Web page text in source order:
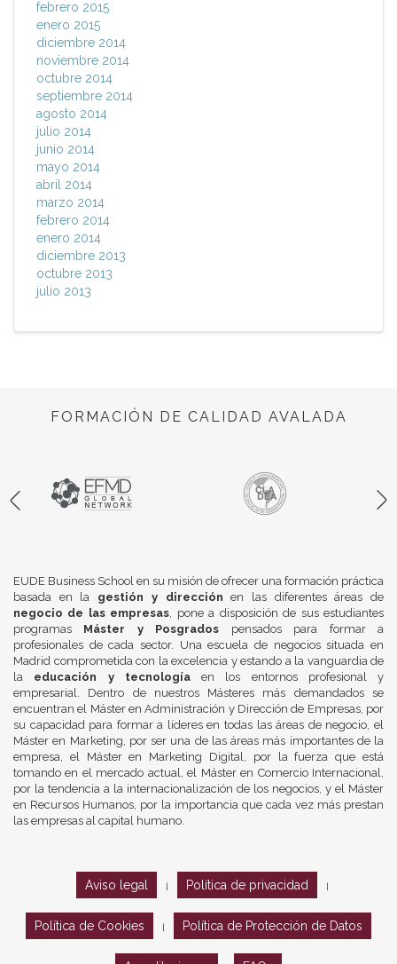
febrero 2015
enero 2015
diciembre 2014
noviembre 2014
octubre 2014
septiembre 2014
agosto 2014
julio 2014
junio 2014
mayo 2014
abril 2014
marzo 2014
febrero 2014
enero 2014
diciembre 2013
octubre 2013
julio 2013
FORMACIÓN DE CALIDAD AVALADA
EUDE Business School en su misión de ofrecer una formación práctica
basada en la gestión y dirección en las diferentes áreas de
negocio de las empresas, pone a disposición de sus estudiantes
programas Máster y Posgrados pensados para formar a
profesionales de cada sector. Una escuela de negocios situada en
Madrid comprometida con la excelencia y estando a la vanguardia de
la educación y tecnologíaen los entornos profesional y
empresarial. Dentro de nuestros Másteres más demandados se
encuentran el Máster en Administración y Dirección de Empresas, por
su capacidad para formar a líderes en todas las áreas de negocio, el
Máster en Marketing, por ser una de las áreas más importantes de la
empresa, el Máster en Marketing Digital, por la fuerza que está
tomando en el mercado actual, el Máster en Comercio Internacional,
por la tendencia a la internacionalización de los negocios, y el Máster
en Recursos Humanos, por la importancia que cada vez más prestan
las empresas al capital humano.
Aviso legal Política de privacidad
Política de Cookies Política de Protección de Datos